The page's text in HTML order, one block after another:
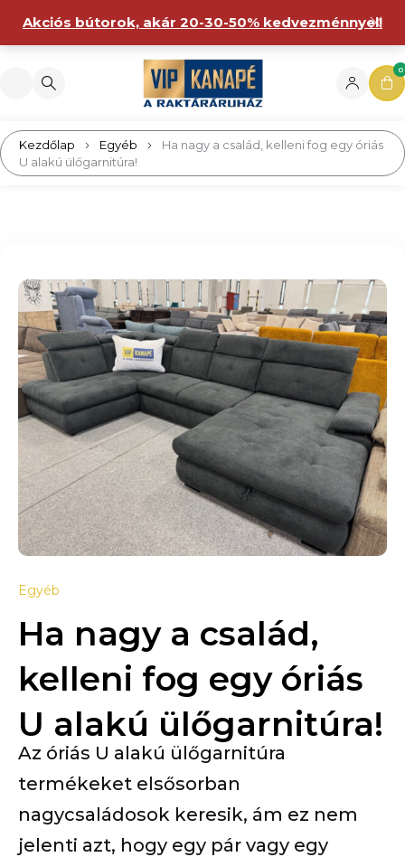
Akciós bútorok, akár 20-30-50% kedvezménnyel!
0
Kezdőlap Egyéb
Ha nagy a család, kelleni fog egy óriás
U alakú ülőgarnitúra!
Egyéb
Ha nagy a család,
kelleni fog egy óriás
U alakú ülőgarnitúra!
Az óriás U alakú ülőgarnitúra
termékeket elsősorban
nagycsaládosok keresik, ám ez nem
jelenti azt, hogy egy pár vagy egy